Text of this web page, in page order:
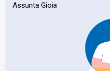
Assunta Gioia